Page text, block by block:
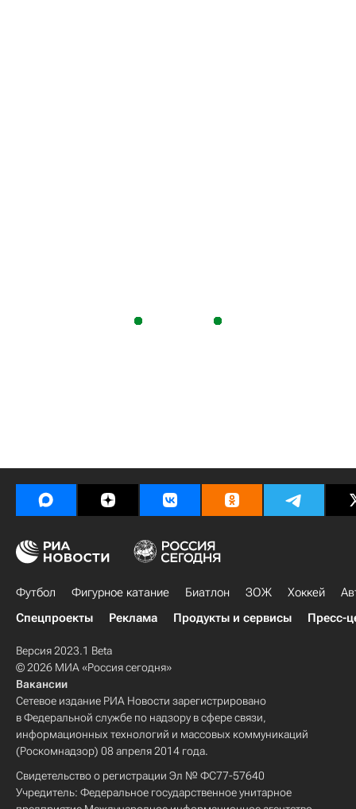
Футбол Фигурное катание Биатлон ЗОЖ Хоккей
Спецпроекты
Реклама Продукты и сервисы Пресс-
Версия 2023.1 Beta
© 2026 МИА «Россия сегодня»
Вакансии
Сетевое издание РИА Новости зарегистрировано
в Федеральной службе по надзору в сфере связи,
информационных технологий и массовых коммуникаций
(Роскомнадзор) 08 апреля 2014 года.
Свидетельство о регистрации Эл № ФС77-57640
Учредитель: Федеральное государственное унитарное